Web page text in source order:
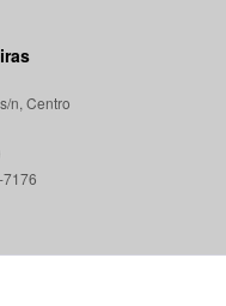
n, Centro